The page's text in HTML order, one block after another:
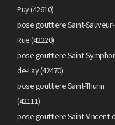
Puy (42610)
pose gouttiere Saint-
Rue (42220)
pose gouttiere Saint-
de-Lay (42470)
pose gouttiere Saint-Thurin
(42111)
pose gouttiere Saint-Vincent-